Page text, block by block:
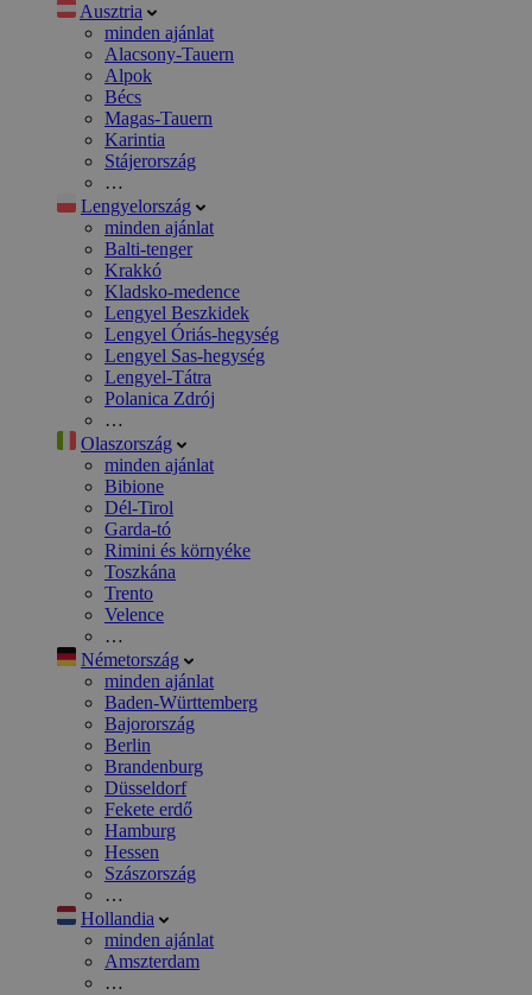
Ausztria
minden ajánlat
Alacsony-Tauern
Alpok
Bécs
Magas-Tauern
Karintia
Stájerország
…
Lengyelország
minden ajánlat
Balti-tenger
Krakkó
Kladsko-medence
Lengyel Beszkidek
Lengyel Óriás-hegység
Lengyel Sas-hegység
Lengyel-Tátra
Polanica Zdrój
…
Olaszország
minden ajánlat
Bibione
Dél-Tirol
Garda-tó
Rimini és környéke
Toszkána
Trento
Velence
…
Németország
minden ajánlat
Baden-Württemberg
Bajorország
Berlin
Brandenburg
Düsseldorf
Fekete erdő
Hamburg
Hessen
Szászország
…
Hollandia
minden ajánlat
Amszterdam
…